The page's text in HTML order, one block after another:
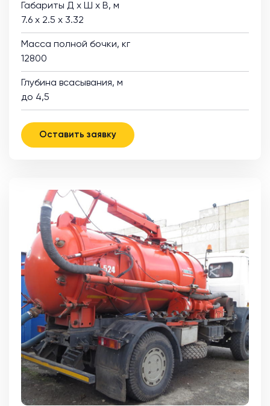
Габариты Д х Ш х В, м
7.6 х 2.5 х 3.32
Масса полной бочки, кг
12800
Глубина всасывания, м
до 4,5
Оставить заявку